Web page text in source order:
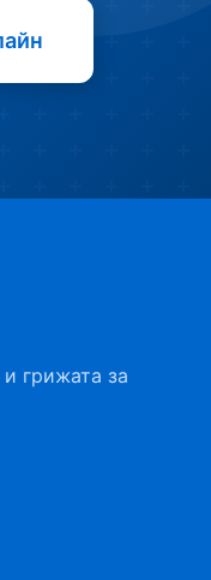
грижата за